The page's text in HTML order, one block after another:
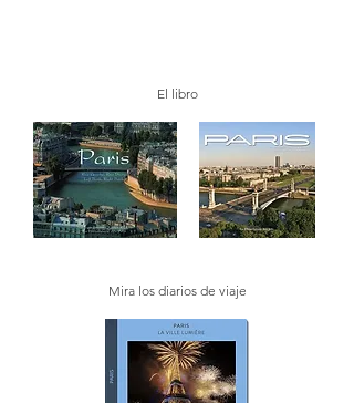
El libro
Mira los diarios de viaje